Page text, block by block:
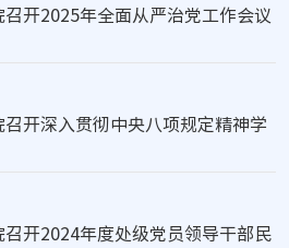
开2025年全面从严治党工作会议
开深入贯彻中央八项规定精神学
开2024年度处级党员领导干部民